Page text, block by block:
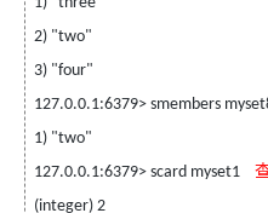
2) "two"
3) "four"
127.0.0.1:6379> smembers
1) "two"
127.0.0.1:6379> scard myset1
(integer) 2